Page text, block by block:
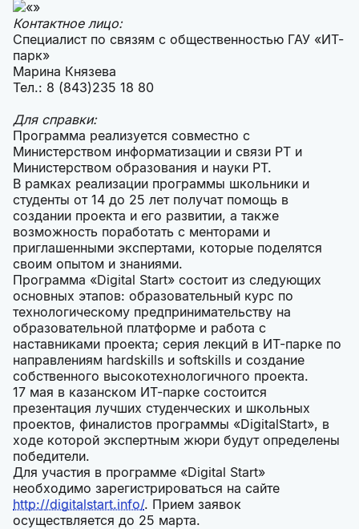
Контактное лицо:
Специалист по связям с общественностью ГАУ «ИТ-
парк»
Марина Князева
Тел.: 8 (843)235 18 80
Для справки:
Программа реализуется совместно с
Министерством информатизации и связи РТ и
Министерством образования и науки РТ.
В рамках реализации программы школьники и
студенты от 14 до 25 лет получат помощь в
создании проекта и его развитии, а также
возможность поработать с менторами и
приглашенными экспертами, которые поделятся
своим опытом и знаниями.
Программа «Digital Start» состоит из следующих
основных этапов: образовательный курс по
технологическому предпринимательству на
образовательной платформе и работа с
наставниками проекта; серия лекций в ИТ-парке по
направлениям hardskills и softskills и создание
собственного высокотехнологичного проекта.
17 мая в казанском ИТ-парке состоится
презентация лучших студенческих и школьных
проектов, финалистов программы «DigitalStart», в
ходе которой экспертным жюри будут определены
победители.
Для участия в программе «Digital Start»
необходимо зарегистрироваться на сайте
http://digitalstart.info/. Прием заявок
осуществляется до 25 марта.